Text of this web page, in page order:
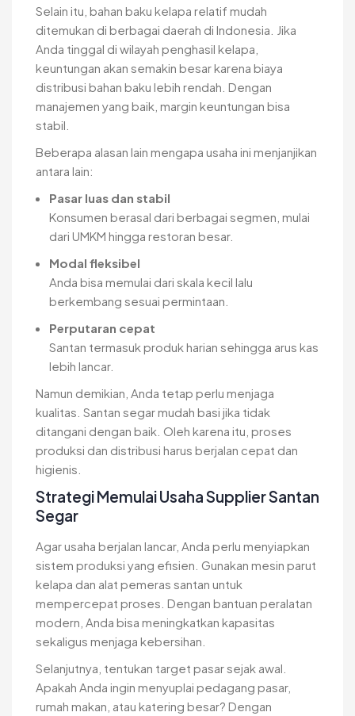
Selain itu, bahan baku kelapa relatif mudah
ditemukan di berbagai daerah di Indonesia. Jika
Anda tinggal di wilayah penghasil kelapa,
keuntungan akan semakin besar karena biaya
distribusi bahan baku lebih rendah. Dengan
manajemen yang baik, margin keuntungan bisa
stabil.
Beberapa alasan lain mengapa usaha ini menjanjikan
antara lain:
Pasar luas dan stabil
Konsumen berasal dari berbagai segmen, mulai
dari UMKM hingga restoran besar.
Modal fleksibel
Anda bisa memulai dari skala kecil lalu
berkembang sesuai permintaan.
Perputaran cepat
Santan termasuk produk harian sehingga arus kas
lebih lancar.
Namun demikian, Anda tetap perlu menjaga
kualitas. Santan segar mudah basi jika tidak
ditangani dengan baik. Oleh karena itu, proses
produksi dan distribusi harus berjalan cepat dan
higienis.
Strategi Memulai Usaha Supplier Santan
Segar
Agar usaha berjalan lancar, Anda perlu menyiapkan
sistem produksi yang efisien. Gunakan mesin parut
kelapa dan alat pemeras santan untuk
mempercepat proses. Dengan bantuan peralatan
modern, Anda bisa meningkatkan kapasitas
sekaligus menjaga kebersihan.
Selanjutnya, tentukan target pasar sejak awal.
Apakah Anda ingin menyuplai pedagang pasar,
rumah makan, atau katering besar? Dengan